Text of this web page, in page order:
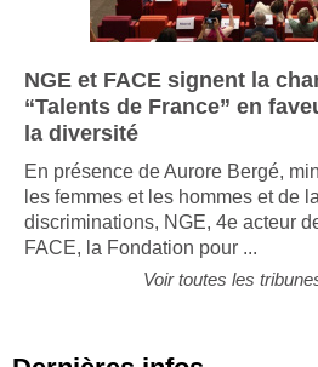
NGE et FACE signent la
“Talents de France” en
En présence de Aurore Bergé,
les femmes et les hommes et de
discriminations, NGE, 4e acteur